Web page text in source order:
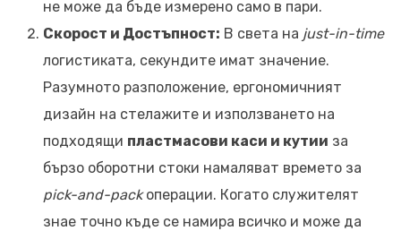
не може да бъде измерено само в пари.
Скорост и Достъпност: В света на just-in-time
логистиката, секундите имат значение.
Разумното разположение, ергономичният
дизайн на стелажите и използването на
подходящи пластмасови каси и кутии за
бързо оборотни стоки намаляват времето за
pick-and-packоперации. Когато служителят
знае точно къде се намира всичко и може да